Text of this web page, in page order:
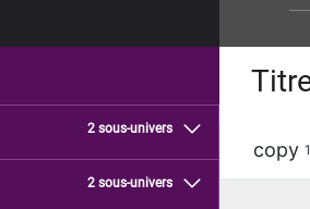
2 sous-univers
2 sous-univers
copy